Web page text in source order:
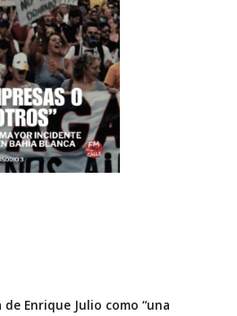
Enrique Julio como “una